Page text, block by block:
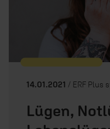
14.01.2021 / ERF Plus
Lügen,